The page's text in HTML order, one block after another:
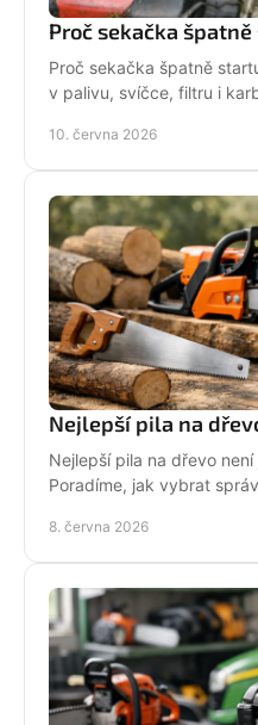
Proč sekačka
Proč sekačka špatně
v palivu, svíčce, filtru i
10. června 2026
Nejlepší pila na
Nejlepší pila na dřevo
Poradíme, jak vybrat
8. června 2026